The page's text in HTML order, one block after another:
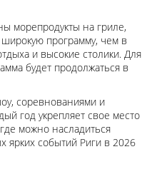
морепродукты на гриле,
программу, чем в
и высокие столики. Для
будет продолжаться в
соревнованиями и
год укрепляет свое место
можно насладиться
ярких событий Риги в 2026